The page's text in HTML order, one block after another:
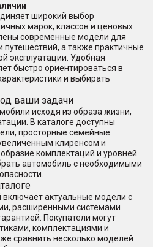
широкий выбор
марок, классов и ценовых
современные модели для
путешествий, а также практичные
эксплуатации. Удобная
быстро ориентироваться в
и выбирать
ваши задачи
исходя из образа жизни,
В каталоге доступны
просторные семейные
клиренсом и
комплектаций и уровней
автомобиль с необходимыми
актуальные модели с
расширенными системами
Покупатели могут
комплектациями и
сравнить несколько моделей